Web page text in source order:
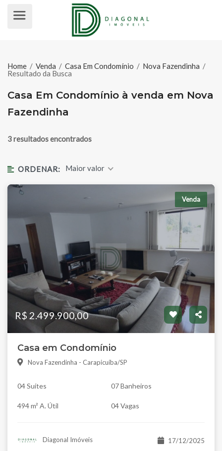
Home / Venda / Casa Em Condomínio / Nova Fazendinha /
Resultado da Busca
Casa Em Condomínio à venda em Nova
Fazendinha
3 resultados encontrados
ORDENAR: Maior valor
Venda
R$ 2.499.900,00
Casa em Condomínio
Nova Fazendinha - Carapicuíba/SP
04 Suítes 07 Banheiros
494 m² A. Útil 04 Vagas
Diagonal Imóveis 17/12/2025